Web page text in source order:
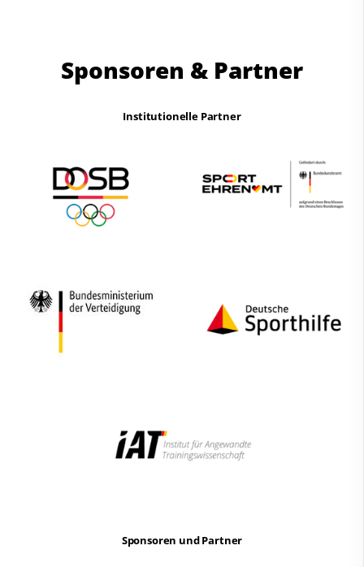
Sponsoren & Partner
Institutionelle Partner
Sponsoren und Partner